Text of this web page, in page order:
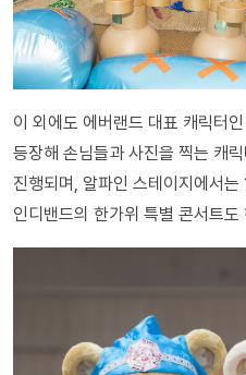
이 외에도 에버랜드 대표 캐릭터인
등장해 손님들과 사진을 찍는 캐
진행되며, 알파인 스테이지에서
인디밴드의 한가위 특별 콘서트